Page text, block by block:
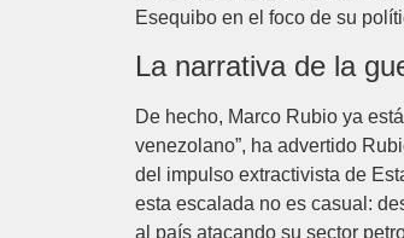
Esequibo en el foco de su
La narrativa de la
De hecho, Marco Rubio ya
venezolano”, ha advertido
del impulso extractivista de
esta escalada no es casual:
al país atacando su sector